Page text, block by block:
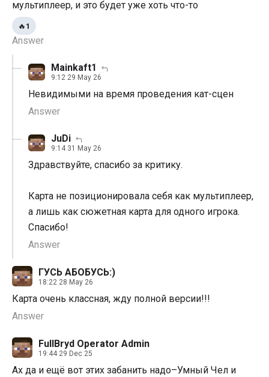
мультиплеер, и это будет уже хоть что-то
Answer
🔥 1
Mainkaft1
9:12 29 May 26
Невидимыми на время проведения кат-сцен
Answer
JuDi
9:14 31 May 26
Здравствуйте, спасибо за критику.
Карта не позиционировала себя как мультиплеер,
а лишь как сюжетная карта для одного игрока.
Спасибо!
Answer
ГУСЬ АБОБУСЬ:)
18:22 28 May 26
Карта очень классная, жду полной версии!!!
Answer
FullBryd Operator Admin
19:44 29 Dec 25
Ах да и ещё вот этих забанить надо–Умный Чел и